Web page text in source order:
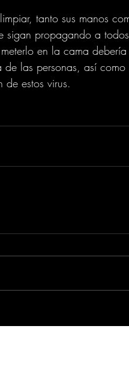
tanto sus manos
sigan propagando a
en la cama debería
las personas, así como
estos virus.